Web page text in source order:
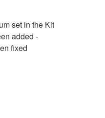
set in the Kit
added -
fixed